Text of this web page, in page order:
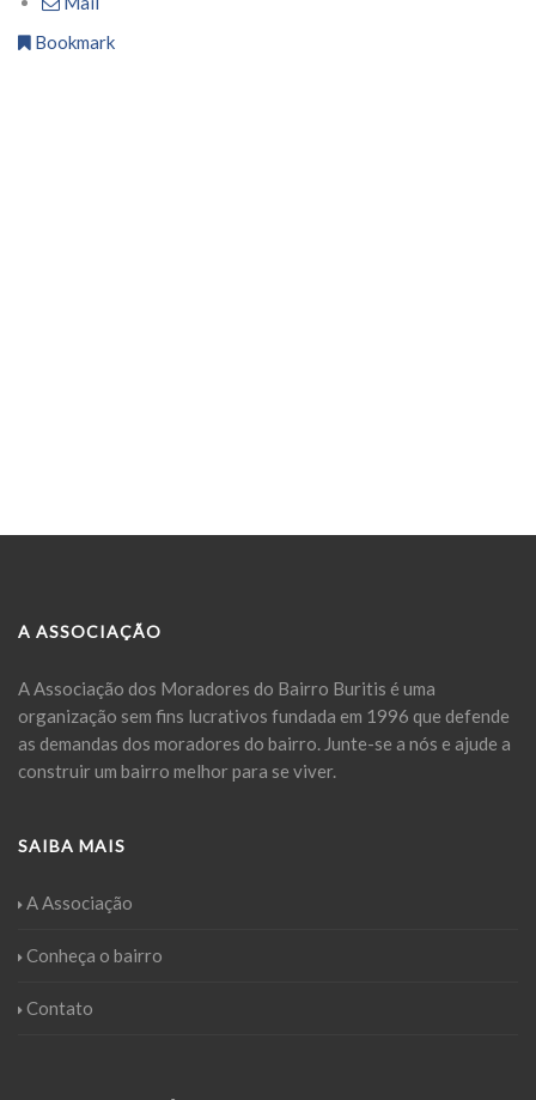
Bookmark
A ASSOCIAÇÃO
A Associação dos Moradores do Bairro Buritis é uma
organização sem fins lucrativos fundada em 1996 que defende
as demandas dos moradores do bairro. Junte-se a nós e ajude a
construir um bairro melhor para se viver.
SAIBA MAIS
A Associação
Conheça o bairro
Contato